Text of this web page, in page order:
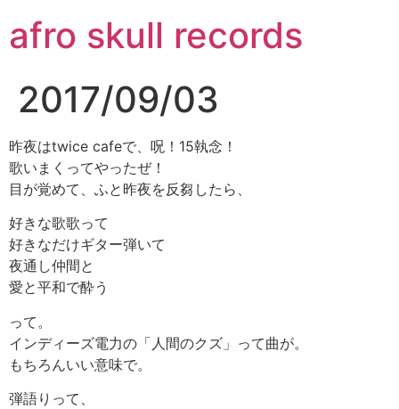
ン
テ
ス
キ
ッ
afro skull records
2017/09/03
昨夜はtwice cafeで、呪！15執念！
歌いまくってやったぜ！
目が覚めて、ふと昨夜を反芻したら、
好きな歌歌って
好きなだけギター弾いて
夜通し仲間と
愛と平和で酔う
って。
インディーズ電力の「人間のクズ」って曲が。
もちろんいい意味で。
弾語りって、